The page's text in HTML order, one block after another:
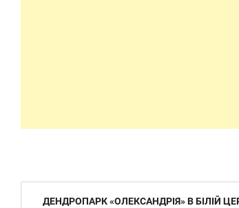
Навігація
ДЕНДРОПАРК «ОЛЕКСАНДРІЯ» В БІЛІЙ